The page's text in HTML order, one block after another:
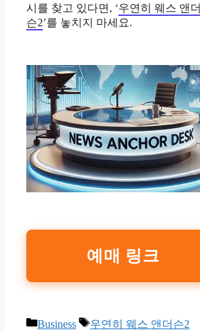
시를 찾고 있다면, ‘우연히 웨스 앤더
슨2’를 놓치지 마세요.
예매 링크
Categories
Business Tags
우연히 웨스 앤더슨2